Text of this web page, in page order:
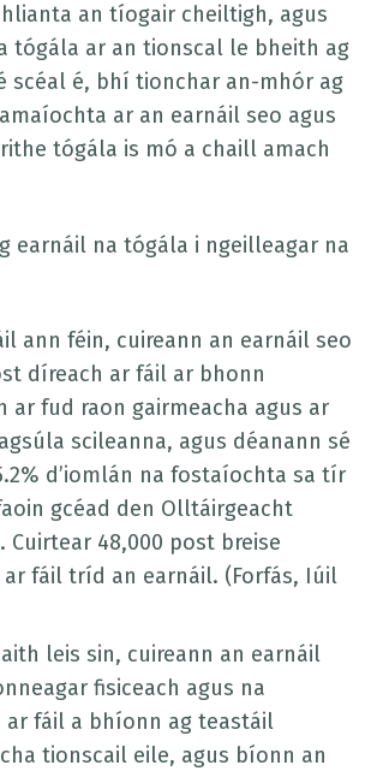
an tíogair cheiltigh, agus
tógála ar an tionscal le bheith ag
scéal é, bhí tionchar an-mhór ag
ar an earnáil seo agus
tógála is mó a chaill amach
earnáil na tógála i ngeilleagar na
ann féin, cuireann an earnáil seo
díreach ar fáil ar bhonn
ar fud raon gairmeacha agus ar
scileanna, agus déanann sé
d’iomlán na fostaíochta sa tír
gcéad den Olltáirgeacht
Cuirtear 48,000 post breise
fáil tríd an earnáil. (Forfás, Iúil
leis sin, cuireann an earnáil
fisiceach agus na
ar fáil a bhíonn ag teastáil
tionscail eile, agus bíonn an